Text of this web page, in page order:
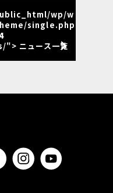
wp/w
single.php
ニュース一覧